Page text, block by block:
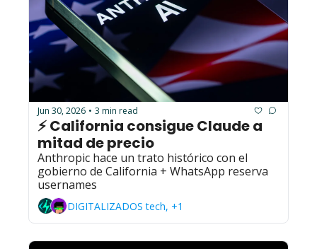
Jun 30, 2026 • 3 min read
⚡ California consigue Claude a
mitad de precio
Anthropic hace un trato histórico con el
gobierno de California + WhatsApp reserva
usernames
DIGITALIZADOS tech, +1